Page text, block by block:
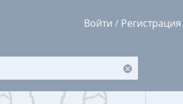
Войти / Регистрация